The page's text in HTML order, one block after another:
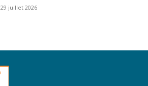
29 juillet 2026